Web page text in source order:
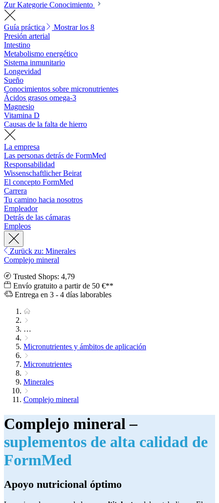
Zur Kategorie Conocimiento
Guía práctica
Mostrar los 8
Presión arterial
Intestino
Metabolismo energético
Sistema inmunitario
Longevidad
Sueño
Conocimientos sobre micronutrientes
Ácidos grasos omega-3
Magnesio
Vitamina D
Causas de la falta de hierro
La empresa
Las personas detrás de FormMed
Responsabilidad
Wissenschaftlicher Beirat
El concepto FormMed
Carrera
Tu camino hacia nosotros
Empleador
Detrás de las cámaras
Empleos
Zurück zu: Minerales
Complejo mineral
Trusted Shops: 4,79
Envío gratuito a partir de 50 €**
Entrega en 3 - 4 días laborables
…
Micronutrientes y ámbitos de aplicación
Micronutrientes
Minerales
Complejo mineral
Complejo mineral –
suplementos de alta calidad de
FormMed
Apoyo nutricional óptimo